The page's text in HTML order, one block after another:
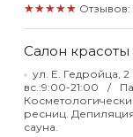
★★★★★ Отзывов:
Салон
ул. Е. Гедройца,
вс.:9:00-21:00
ресниц.
сауна.